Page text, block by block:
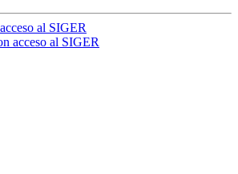
al SIGER
acceso al SIGER